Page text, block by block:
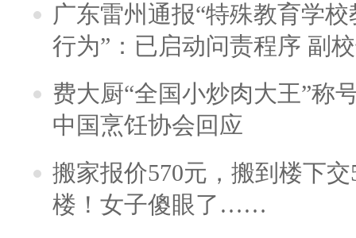
广东雷州通报“特殊教育学
行为”：已启动问责程序 副
费大厨“全国小炒肉大王”称
中国烹饪协会回应
搬家报价570元，搬到楼下
楼！女子傻眼了……